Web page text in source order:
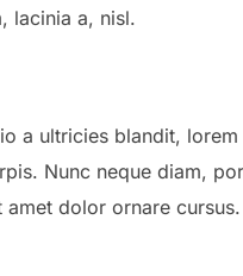
lacinia a, nisl.
a ultricies blandit,
Nunc neque diam,
amet dolor ornare cursus.